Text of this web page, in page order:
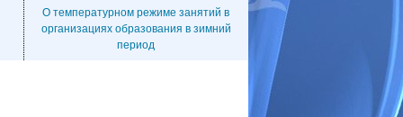
О температурном режиме занятий в
организациях образования в зимний
период